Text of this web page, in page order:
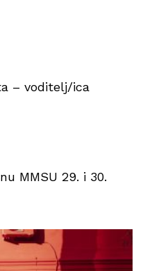
– voditelj/ica
MMSU 29. i 30.